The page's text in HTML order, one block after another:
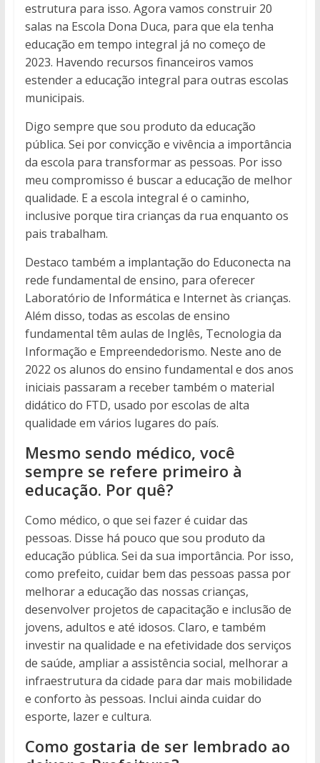
estrutura para isso. Agora vamos construir 20
salas na Escola Dona Duca, para que ela tenha
educação em tempo integral já no começo de
2023. Havendo recursos financeiros vamos
estender a educação integral para outras escolas
municipais.
Digo sempre que sou produto da educação
pública. Sei por convicção e vivência a importância
da escola para transformar as pessoas. Por isso
meu compromisso é buscar a educação de melhor
qualidade. E a escola integral é o caminho,
inclusive porque tira crianças da rua enquanto os
pais trabalham.
Destaco também a implantação do Educonecta na
rede fundamental de ensino, para oferecer
Laboratório de Informática e Internet às crianças.
Além disso, todas as escolas de ensino
fundamental têm aulas de Inglês, Tecnologia da
Informação e Empreendedorismo. Neste ano de
2022 os alunos do ensino fundamental e dos anos
iniciais passaram a receber também o material
didático do FTD, usado por escolas de alta
qualidade em vários lugares do país.
Mesmo sendo médico, você
sempre se refere primeiro à
educação. Por quê?
Como médico, o que sei fazer é cuidar das
pessoas. Disse há pouco que sou produto da
educação pública. Sei da sua importância. Por isso,
como prefeito, cuidar bem das pessoas passa por
melhorar a educação das nossas crianças,
desenvolver projetos de capacitação e inclusão de
jovens, adultos e até idosos. Claro, e também
investir na qualidade e na efetividade dos serviços
de saúde, ampliar a assistência social, melhorar a
infraestrutura da cidade para dar mais mobilidade
e conforto às pessoas. Inclui ainda cuidar do
esporte, lazer e cultura.
Como gostaria de ser lembrado ao